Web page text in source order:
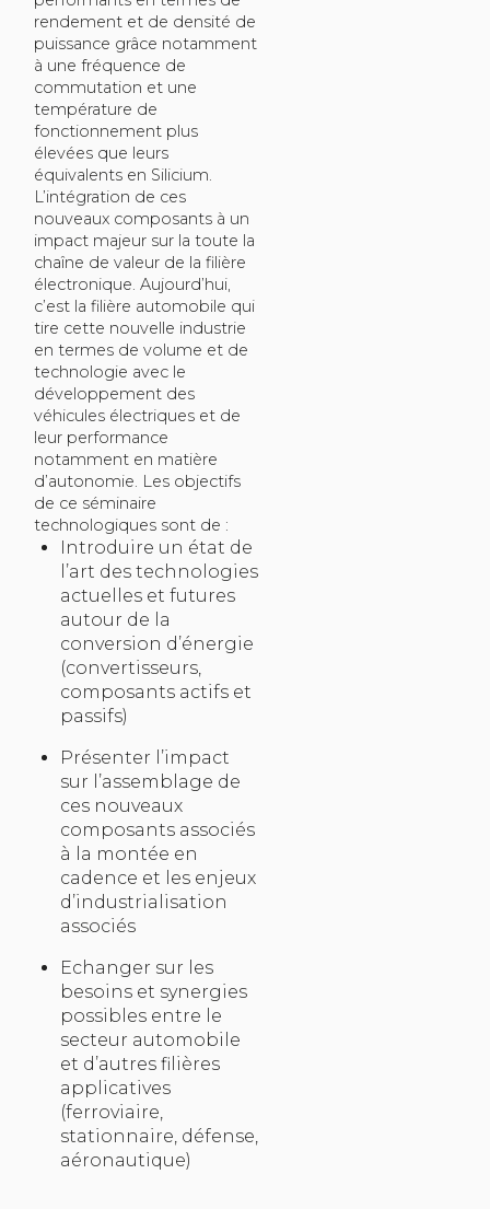
rendement et de densité de
puissance grâce notamment
à une fréquence de
commutation et une
température de
fonctionnement plus
élevées que leurs
équivalents en Silicium.
L’intégration de ces
nouveaux composants à un
impact majeur sur la toute la
chaîne de valeur de la filière
électronique. Aujourd’hui,
c’est la filière automobile qui
tire cette nouvelle industrie
en termes de volume et de
technologie avec le
développement des
véhicules électriques et de
leur performance
notamment en matière
d’autonomie. Les objectifs
de ce séminaire
technologiques sont de :
Introduire un état de
l’art des technologies
actuelles et futures
autour de la
conversion d’énergie
(convertisseurs,
composants actifs et
passifs)
Présenter l’impact
sur l’assemblage de
ces nouveaux
composants associés
à la montée en
cadence et les enjeux
d’industrialisation
associés
Echanger sur les
besoins et synergies
possibles entre le
secteur automobile
et d’autres filières
applicatives
(ferroviaire,
stationnaire, défense,
aéronautique)